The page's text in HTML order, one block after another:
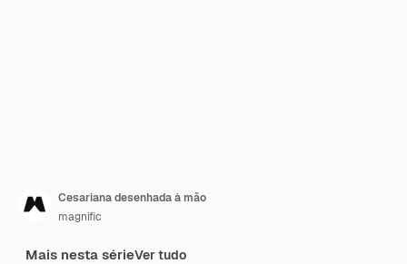
Cesariana desenhada à mão
magnific
Mais nesta sérieVer tudo